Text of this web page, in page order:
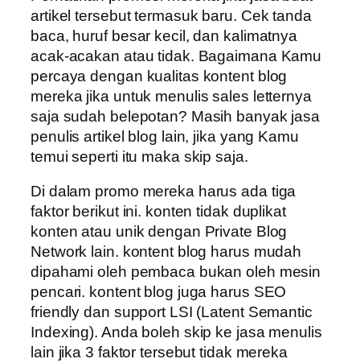
artikel tersebut termasuk baru. Cek tanda
baca, huruf besar kecil, dan kalimatnya
acak-acakan atau tidak. Bagaimana Kamu
percaya dengan kualitas kontent blog
mereka jika untuk menulis sales letternya
saja sudah belepotan? Masih banyak jasa
penulis artikel blog lain, jika yang Kamu
temui seperti itu maka skip saja.
Di dalam promo mereka harus ada tiga
faktor berikut ini. konten tidak duplikat
konten atau unik dengan Private Blog
Network lain. kontent blog harus mudah
dipahami oleh pembaca bukan oleh mesin
pencari. kontent blog juga harus SEO
friendly dan support LSI (Latent Semantic
Indexing). Anda boleh skip ke jasa menulis
lain jika 3 faktor tersebut tidak mereka